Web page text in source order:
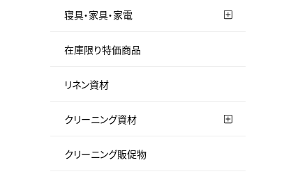
寝具・家具・家電
在庫限り特価商品
リネン資材
クリーニング資材
クリーニング販促物